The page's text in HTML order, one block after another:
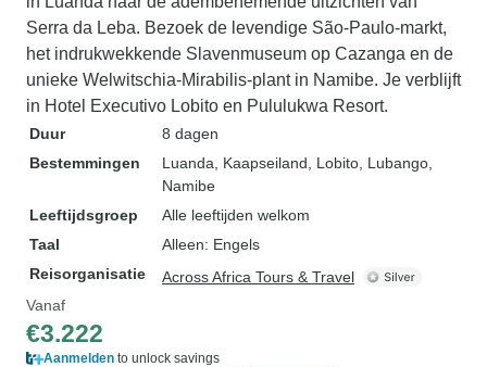
Serra da Leba. Bezoek de levendige São-Paulo-markt,
het indrukwekkende Slavenmuseum op Cazanga en de
unieke Welwitschia-Mirabilis-plant in Namibe. Je verblijft
in Hotel Executivo Lobito en Pululukwa Resort.
Duur
8 dagen
Bestemmingen
Luanda , Kaapseiland , Lobito , Lubango
Namibe
Leeftijdsgroep
Alle leeftijden welkom
Taal
Alleen: Engels
Reisorganisatie
Across Africa Tours & Travel
Vanaf
€3.222
Aanmelden to unlock savings